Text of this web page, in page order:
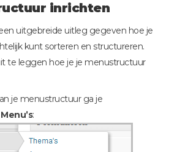
inrichten
uitgebreide uitleg gegeven hoe je
kunt sorteren en structureren.
te leggen hoe je je menustructuur
je menustructuur ga je
: